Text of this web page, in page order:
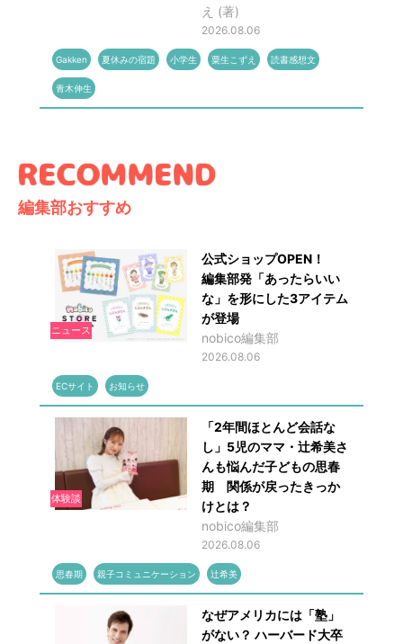
え (著)
2026.08.06
Gakken 夏休みの宿題 小学生 粟生こずえ 読書感想文
青木伸生
編集部おすすめ
ニュース
公式ショップOPEN！
編集部発「あったらいい
な」を形にした3アイテム
が登場
nobico編集部
2026.08.06
ECサイト お知らせ
体験談
「2年間ほとんど会話な
し」5児のママ・辻希美さ
んも悩んだ子どもの思春
期 関係が戻ったきっか
けとは？
nobico編集部
2026.08.06
思春期 親子コミュニケーション 辻希美
なぜアメリカには「塾」
がない？ ハーバード大卒